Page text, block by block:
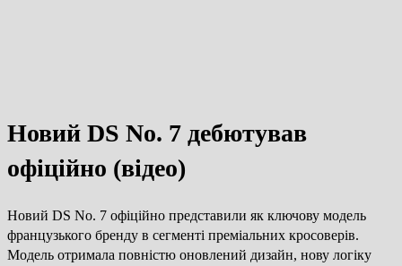
Новий DS No. 7 дебютував
офіційно (відео)
Новий DS No. 7 офіційно представили як ключову модель
французького бренду в сегменті преміальних кросоверів.
Модель отримала повністю оновлений дизайн, нову логіку